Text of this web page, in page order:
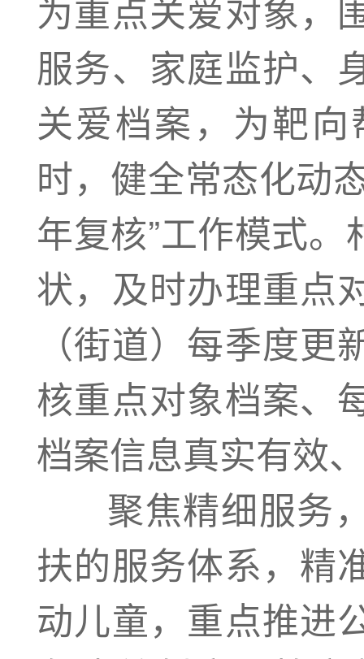
为重点关爱对象，
服务、家庭监护、
关爱档案，为靶
时，健全常态化动
年复核”工作模式
状，及时办理重点
（街道）每季度
核重点对象档案、
档案信息真实有效
聚焦精细服务，
扶的服务体系，精
动儿童，重点推进